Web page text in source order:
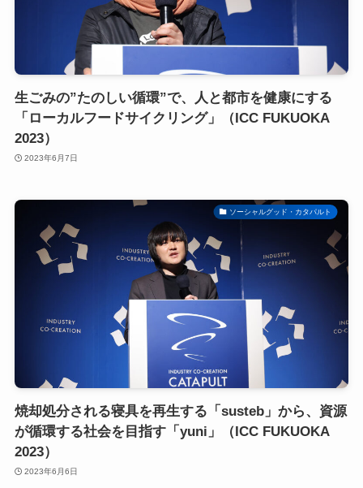
生ごみの”たのしい循環”で、人と都市を健康にする
「ローカルフードサイクリング」（ICC FUKUOKA
2023）
2023年6月7日
ソーシャルグッド・カタパルト
焼却処分される寝具を再生する「susteb」から、資源
が循環する社会を目指す「yuni」（ICC FUKUOKA
2023）
2023年6月6日